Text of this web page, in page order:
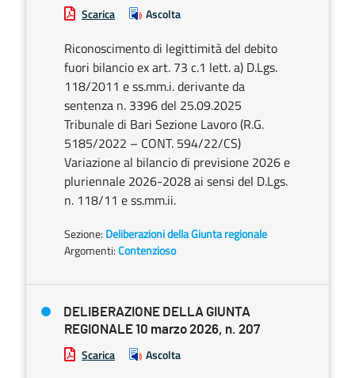
Scarica Ascolta
Riconoscimento di legittimità del debito
fuori bilancio ex art. 73 c.1 lett. a) D.Lgs.
118/2011 e ss.mm.i. derivante da
sentenza n. 3396 del 25.09.2025
Tribunale di Bari Sezione Lavoro (R.G.
5185/2022 – CONT. 594/22/CS)
Variazione al bilancio di previsione 2026 e
pluriennale 2026-2028 ai sensi del D.Lgs.
n. 118/11 e ss.mm.ii.
Sezione: Deliberazioni della Giunta regionale
Argomenti:Contenzioso
DELIBERAZIONE DELLA GIUNTA
REGIONALE 10 marzo 2026, n. 207
Scarica Ascolta